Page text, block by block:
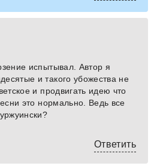
испытывал. Автор я
и такого убожества не
и продвигать идею что
это нормально. Ведь все
Ответить